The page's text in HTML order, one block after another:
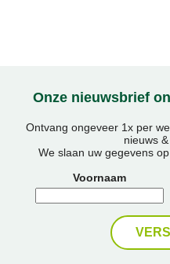
Onze nieuwsbrief
Ontvang ongeveer 1x per
nieuws
We slaan uw gegevens
Voornaam